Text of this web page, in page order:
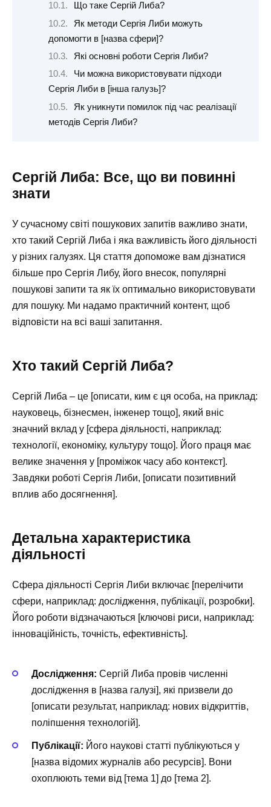
Що таке Сергій Либа?
Як методи Сергія Либи можуть
допомогти в [назва сфери]?
Які основні роботи Сергія Либи?
Чи можна використовувати підходи
Сергія Либи в [інша галузь]?
Як уникнути помилок під час реалізації
методів Сергія Либи?
Сергій Либа: Все, що ви повинні
знати
У сучасному світі пошукових запитів важливо знати,
хто такий Сергій Либа і яка важливість його діяльності
у різних галузях. Ця стаття допоможе вам дізнатися
більше про Сергія Либу, його внесок, популярні
пошукові запити та як їх оптимально використовувати
для пошуку. Ми надамо практичний контент, щоб
відповісти на всі ваші запитання.
Хто такий Сергій Либа?
Сергій Либа – це [описати, ким є ця особа, на приклад:
науковець, бізнесмен, інженер тощо], який вніс
значний вклад у [сфера діяльності, наприклад:
технології, економіку, культуру тощо]. Його праця має
велике значення у [проміжок часу або контекст].
Завдяки роботі Сергія Либи, [описати позитивний
вплив або досягнення].
Детальна характеристика
діяльності
Сфера діяльності Сергія Либи включає [перелічити
сфери, наприклад: дослідження, публікації, розробки].
Його роботи відзначаються [ключові риси, наприклад:
інноваційність, точність, ефективність].
Дослідження: Сергій Либа провів численні
дослідження в [назва галузі], які призвели до
[описати результат, наприклад: нових відкриттів,
поліпшення технологій].
Публікації: Його наукові статті публікуються у
[назва відомих журналів або ресурсів]. Вони
охоплюють теми від [тема 1] до [тема 2].